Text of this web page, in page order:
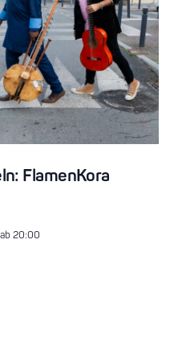
FlamenKora
20:00